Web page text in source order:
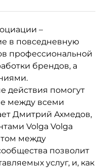
–
в повседневную
профессиональной
брендов, а
действия помогут
между всеми
Дмитрий Ахмедов,
Volga Volga
между
позволит
услуг, и, как